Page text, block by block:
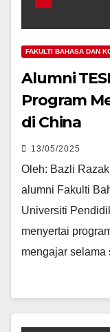
FAKULTI BAHASA DAN
Alumni
Program
di China
13/05/2025
Oleh: Bazli
alumni Fakulti
Universiti
menyertai
mengajar